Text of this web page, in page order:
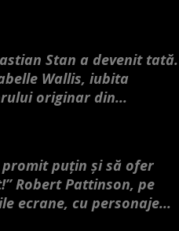
Stan a devenit tată.
Wallis, iubita
originar din...
promit puțin și să ofer
Robert Pattinson, pe
ecrane, cu personaje...